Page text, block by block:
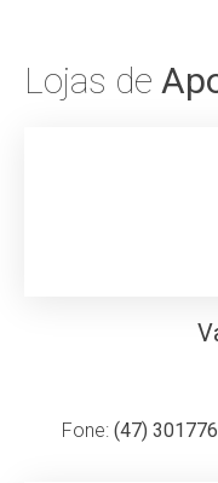
Lojas de
Fone: (47)